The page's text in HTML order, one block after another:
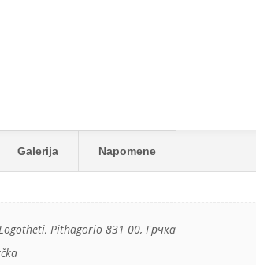
Galerija Napomene
Pithagorio 831 00, Грчка